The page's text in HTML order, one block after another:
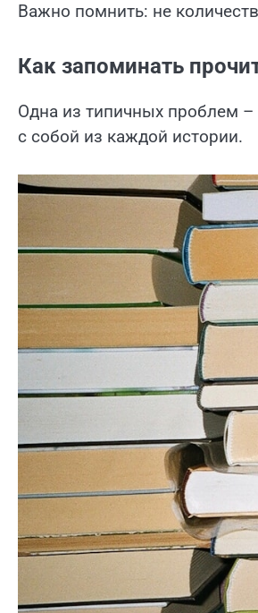
Важно помнить: не
Как запоминать
Одна из типичных проблем –
с собой из каждой истории.